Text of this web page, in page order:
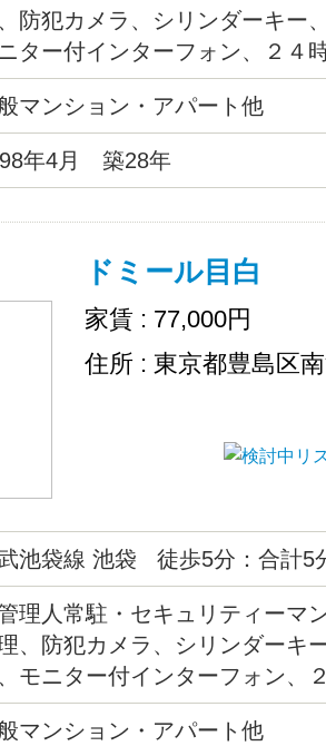
防犯カメラ、シリンダーキー
ター付インターフォン、２４
、給湯、バストイレ別、洗浄
クッションフロア、各居室照
、シューズボックス、インター
宅配ロッカー、ゴミ置場、駐
マンション・アパート他
年4月 築28年
ドミール目白
家賃 : 77,000円
住所 : 東京都豊島区
池袋線 池袋 徒歩5分：合計5
理人常駐・セキュリティー
、防犯カメラ、シリンダーキ
モニター付インターフォン、
テム給湯、バストイレ別、洗
クッションフロア、各居室照
マンション・アパート他